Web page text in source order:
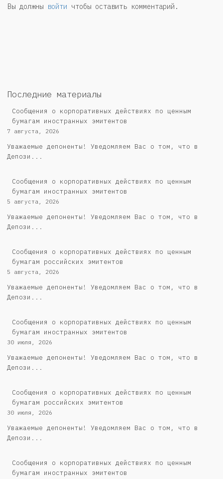
Вы должны войти чтобы оставить комментарий.
Последние материалы
Сообщения о корпоративных действиях по ценным
бумагам иностранных эмитентов
7 августа, 2026
Уважаемые депоненты! Уведомляем Вас о том, что в
Депози...
Сообщения о корпоративных действиях по ценным
бумагам иностранных эмитентов
5 августа, 2026
Уважаемые депоненты! Уведомляем Вас о том, что в
Депози...
Cообщения о корпоративных действиях по ценным
бумагам российских эмитентов
5 августа, 2026
Уважаемые депоненты! Уведомляем Вас о том, что в
Депози...
Сообщения о корпоративных действиях по ценным
бумагам иностранных эмитентов
30 июля, 2026
Уважаемые депоненты! Уведомляем Вас о том, что в
Депози...
Cообщения о корпоративных действиях по ценным
бумагам российских эмитентов
30 июля, 2026
Уважаемые депоненты! Уведомляем Вас о том, что в
Депози...
Сообщения о корпоративных действиях по ценным
бумагам иностранных эмитентов